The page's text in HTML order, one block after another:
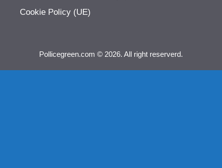
Cookie Policy (UE)
Pollicegreen.com © 2026. All right reserverd.